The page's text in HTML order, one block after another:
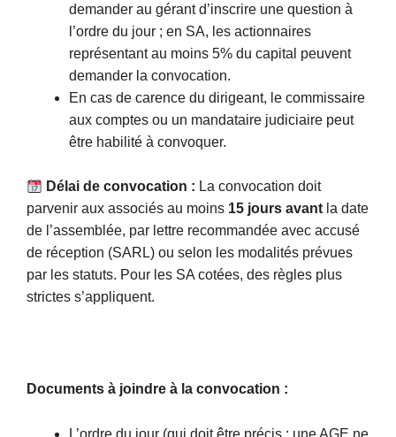
demander au gérant d’inscrire une question à
l’ordre du jour ; en SA, les actionnaires
représentant au moins 5% du capital peuvent
demander la convocation.
En cas de carence du dirigeant, le commissaire
aux comptes ou un mandataire judiciaire peut
être habilité à convoquer.
Délai de convocation : La convocation doit
parvenir aux associés au moins 15 jours avant la date
de l’assemblée, par lettre recommandée avec accusé
de réception (SARL) ou selon les modalités prévues
par les statuts. Pour les SA cotées, des règles plus
strictes s’appliquent.
Documents à joindre à la convocation :
L’ordre du jour (qui doit être précis : une AGE ne